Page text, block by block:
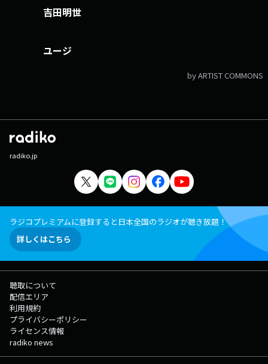
から特に注目したい話題について、 番組コメンテーターの塚越健司さん
が解説します。 ▽07:10〜 【 リポビタンD TREND NET 】 けさのテー
庁の自主点検が出そろい、120件の優遇制度のうち “廃止の方向”が示され
能性を塚越さんと考えます。 ▽07:19〜 【 KUMON 笑顔100点満点♪
アップし、掘り下げていきます。 けさは「ミステリー大国イギリスで日
本文学 がブーム」 コナン・ドイル、アガサ・クリスティー… ミステ
リーの本場イギリスで日本文学の存在感が増しています 英推理作家協会
賞ダガー賞に覆面作家・雨穴 さんの『変な絵』が最終候補入り 昨年は、
海外で支持されているのか？ 文芸評論家の杉江松恋さんにお話を伺いま
す 番組Webサイト：https://www.tfm.co.jp/one/ メッセージフォー
吉田明世
ユージ
by ARTIST COMMONS
radiko.jp
ラジコプレミアムに登録すると日本全国のラジオが聴き放題！
詳しくはこちら
聴取について
配信エリア
利用規約
プライバシーポリシー
ライセンス情報
radiko news